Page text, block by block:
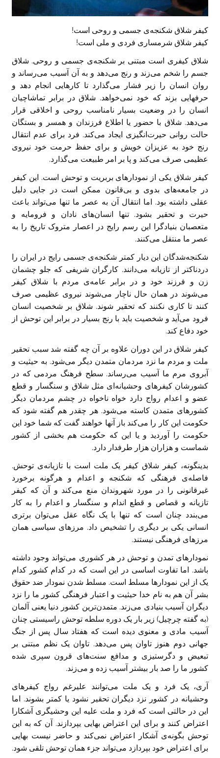
کیفر شلاق شکنجه‌‌ی جسمی و روحی است!
کیفر شلاق شرمساری فردی و ملی است!
شلاق کیفری است مبتنی بر شکنجه‌ی جسمی و روحی. شلاق
جسم را شخم می‌زند و رنج می‌دهد و به آن آسیب می‌رساند و
روان انسان را زیر فشار می‌گذارد تا کارهایی انجام دهد و
حرفهایی بزند که خود نمی‌خواهد. شلاق در برابر تماشاچیان
انسان را در وضعیت بسیار نامناسب روحی و اخلاقی قرار
می‌دهد. شلاق با حضور یا اطلاع فرزندان و همسر و بستگان
حالت روانی حیرت‌انگیزی ایجاد می‌کند. فرد برای عدم انتقال
رنج خود به عزیزان خویش و برای حفظ حرمت خود نیروی
عظیمی صرف می‌کند و پا بر امر طبیعت می‌گذارد.
کیفر شلاق یکی از نمودارهای بربریت و توحش است. این کیفر
در جامعه‌های بدوی و بی‌قانون ممکن است در جایی دلیل
عقلی داشته بود. اما انتقال آن به عصر ما تنها می‌تواند باعث
حیرت و تحقیر بشود. تنها انسان‌های نادان و فرومایه و
متعصبان بنیادگرا این رسم رایج در اعصار متروک تاریخ را به
عصر ما منتقل می‌کنند.
شکنجه‌‌شد‌‌گان این دیار کمتر شکنجه‌ی جسمی رایج در ایران را
دردناکتر از تازیانه می‌دانند. کارگران شریفی که جلو چشمان
زن و فرزند خود و در برابر عامه‌ی مردم با شلاق کیفر
می‌شوند در همان حال ناچار می‌شوند نیروی عظیمی صرف
کنند تا کاری نکنند که تحقیر شوند. شلاق بر شخصیت انسان
فرود می‌آید و شخصیت باید با رنج بسیار در برابر این توحش از
خود دفاع کند.
کیفر شلاق در این دوران علاوه بر آن چه گفته شد سبب تحقیر
ملت و مردم ما نزد مردمان متمدن دیگر می‌شود. به حیثیت و
آبروی مرم ما آسیب می‌رساند. سطح فرهنگ مردمی که در
کشورشان کیفرهای وحشیانه‌‌ای مثل شلاق و سنگسار و قطع
عضو و اعدام رواج دارد خواه ناخواه در چشم مردمان دیگر
کشورهای متمدن کاسته می‌شود. هر چقدر هم گفته شود که
حکومت این کار را می‌کند باز آنها خواهند گفت که شما خود این
حکومت را آوردید و یا این که حکومت هم بخشی از کشور
شماست و هزاران هزار طرفدار دارد.
بدینگونه، کیفر شلاق کیفر یک ملت است با تازیانه‌ی توحش.
فاصله‌ی فرهنگی که شکنجه و اعدام و هرگونه برخورد
غیرقانونی را در مورد شهروندان منع می‌کند و آن که کیفر
تازیانه و قصاص و قطع اندام و سنگسار و اعدام را به کار
می‌بندد چنان است که تنها با یک نگاه عقل می‌توان برتری
انسانی یکی بر دیگری را تشخیص داد. مرزهای سیاسی همان
مرزهای فرهنگی نیستند.
نمودارهای تمدن و توحش در هر کشوری می‌تواند وجود داشته
باشد. اما تفاوت اساسی در این است که در کدام کشور کدام
یک از این نمودارها مسلط است. مسلط شدن نمودار ضد حقوق
بشر آن هم به نام خدا حیثیت و اعتبار فرهنگی کشور ما را نزد
دیگران آسیب بنیادی می‌زند. متمدن‌ترین کشور دنیا یعنی آلمان
(به گفته چرچیل) زیر بار یک دوره سلطه توحش راسیستی چنان
آسیب مادی و معنوی دیده است که هفتاد سال پس از جنگ
جهانی دوم هنوز تاوان پس می‌دهد. تاوان یک نظم مبتنی بر
تبعیض و دگرستیزی و مدافع سنت‌های قرون سپری شده
کشور ما را صد بار بیشتر آسیب زده و می‌زند.
آری، یک فرد و یک ملت می‌توانند علیرغم رواج کیفرهای
وحشیانه در کشور نزد دیگران تحقیر نشود یا کمتر بشوند. اما
این در حالتی است که فرد و ملت علیه این وحشیگری آشکارا
اعتراض کنند و برای این اعتراض بهایی یپردازند. آن که به این
توحش بگونه‌ی آشکار اعتراض نمی‌کند و حاضر نیست بهایی
برای اعتراض خود بپردازد می‌تواند جزء همان توحش تلقی شود.